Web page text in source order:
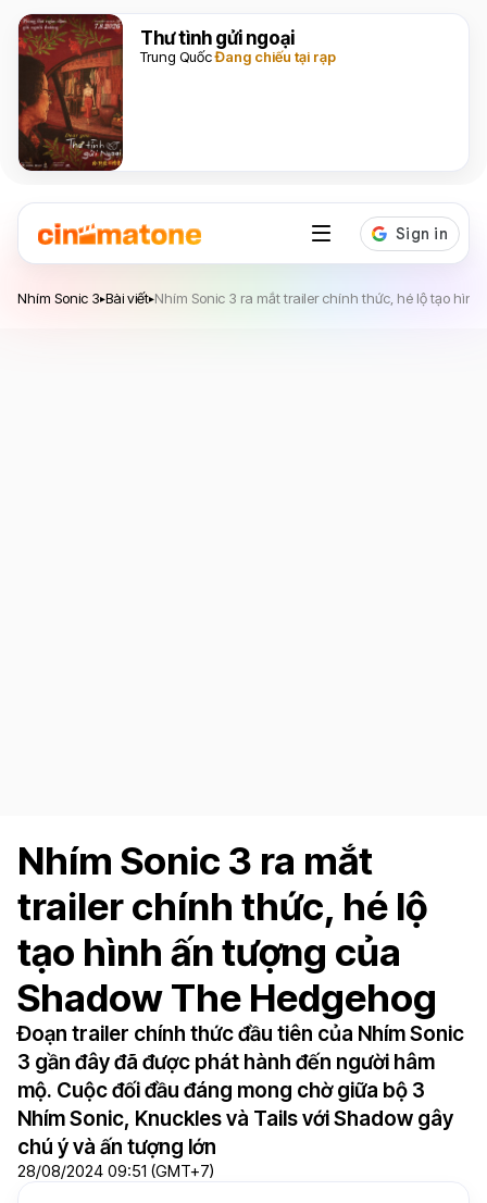
Thư tình gửi ngoại
Trung QuốcĐang chiếu tại rạp
Nhím Sonic 3▸Bài viết▸Nhím Sonic 3 ra mắt trailer chính thức, hé lộ tạo
Nhím Sonic 3 ra mắt
trailer chính thức, hé lộ
tạo hình ấn tượng của
Shadow The Hedgehog
Đoạn trailer chính thức đầu tiên của Nhím Sonic
3 gần đây đã được phát hành đến người hâm
mộ. Cuộc đối đầu đáng mong chờ giữa bộ 3
Nhím Sonic, Knuckles và Tails với Shadow gây
chú ý và ấn tượng lớn
28/08/2024 09:51 (GMT+7)